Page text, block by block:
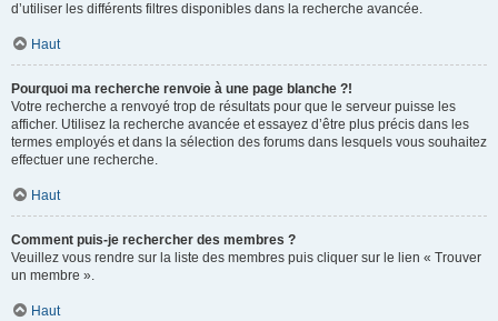
d’utiliser les différents filtres disponibles dans la recherche avancée.
Haut
Pourquoi ma recherche renvoie à une page blanche ?!
Votre recherche a renvoyé trop de résultats pour que le serveur puisse les
afficher. Utilisez la recherche avancée et essayez d’être plus précis dans les
termes employés et dans la sélection des forums dans lesquels vous souhaitez
effectuer une recherche.
Haut
Comment puis-je rechercher des membres ?
Veuillez vous rendre sur la liste des membres puis cliquer sur le lien « Trouver
un membre ».
Haut